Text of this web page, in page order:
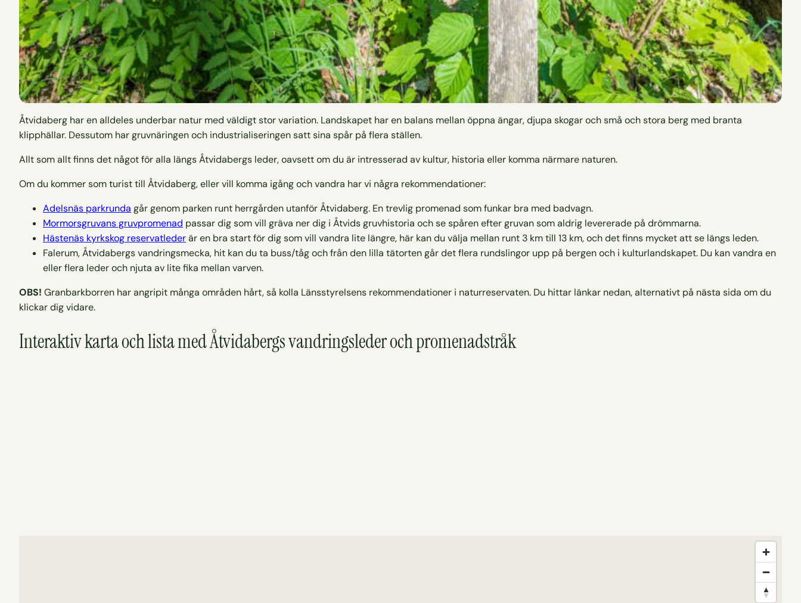
Åtvidaberg har en alldeles underbar natur med väldigt stor variation. Landskapet har en balans mellan öppna ängar, djupa skogar och små och stora berg med branta
klipphällar. Dessutom har gruvnäringen och industrialiseringen satt sina spår på flera ställen.
Allt som allt finns det något för alla längs Åtvidabergs leder, oavsett om du är intresserad av kultur, historia eller komma närmare naturen.
Om du kommer som turist till Åtvidaberg, eller vill komma igång och vandra har vi några rekommendationer:
Adelsnäs parkrunda går genom parken runt herrgården utanför Åtvidaberg. En trevlig promenad som funkar bra med badvagn.
Mormorsgruvans gruvpromenad passar dig som vill gräva ner dig i Åtvids gruvhistoria och se spåren efter gruvan som aldrig levererade på drömmarna.
Hästenäs kyrkskog reservatlederär en bra start för dig som vill vandra lite längre, här kan du välja mellan runt 3 km till 13 km, och det finns mycket att se längs leden.
Falerum, Åtvidabergs vandringsmecka, hit kan du ta buss/tåg och från den lilla tätorten går det flera rundslingor upp på bergen och i kulturlandskapet. Du kan vandra en
eller flera leder och njuta av lite fika mellan varven.
OBS! Granbarkborren har angripit många områden hårt, så kolla Länsstyrelsens rekommendationer i naturreservaten. Du hittar länkar nedan, alternativt på nästa sida om du
klickar dig vidare.
Interaktiv karta och lista med Åtvidabergs vandringsleder och promenadstråk